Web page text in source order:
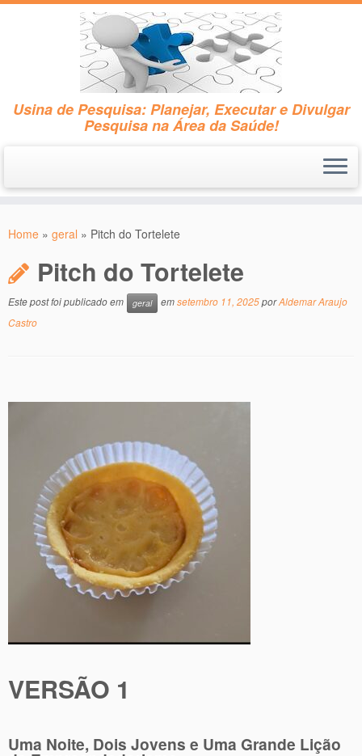
Usina de Pesquisa: Planejar, Executar e Divulgar
Pesquisa na Área da Saúde!
Home » geral » Pitch do Tortelete
Pitch do Tortelete
Este post foi publicado em geral emsetembro 11, 2025porAldemar Araujo
Castro
VERSÃO 1
Uma Noite, Dois Jovens e Uma Grande Lição